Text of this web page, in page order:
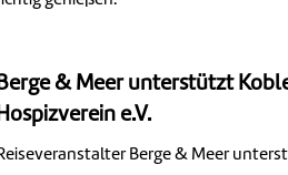
& Meer unterstützt
e.V.
Berge & Meer